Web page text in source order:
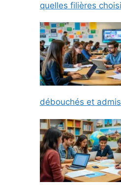
quelles filières
débouchés et